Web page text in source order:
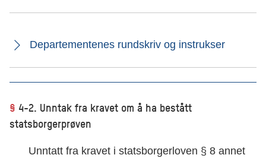
Departementenes rundskriv og instrukser
§ 4-2. Unntak fra kravet om å ha bestått
statsborgerprøven
Unntatt fra kravet i statsborgerloven § 8 annet